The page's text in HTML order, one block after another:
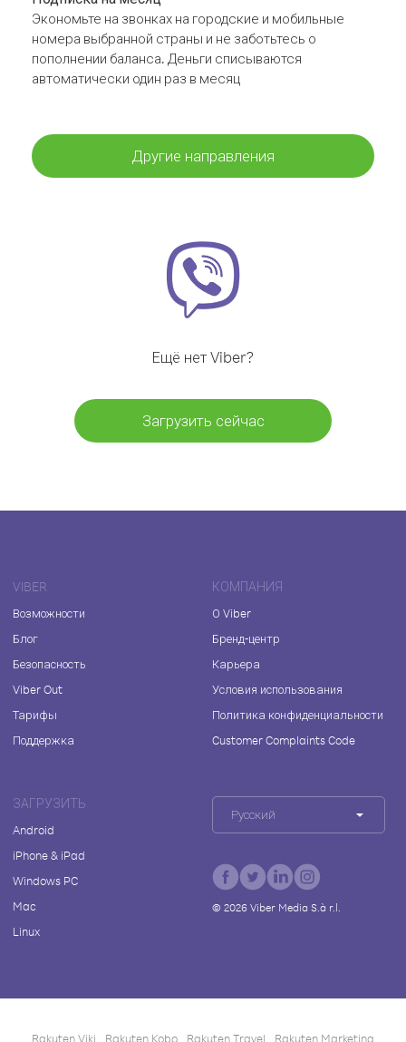
Экономьте на звонках на городские и мобильные
номера выбранной страны и не заботьтесь о
пополнении баланса. Деньги списываются
автоматически один раз в месяц
Другие направления
Ещё нет Viber?
Загрузить сейчас
VIBER
Возможности
Блог
Безопасность
Viber Out
Тарифы
Поддержка
КОМПАНИЯ
О Viber
Бренд-центр
Карьера
Условия использования
Политика конфиденциальности
Customer Complaints Code
ЗАГРУЗИТЬ
Android
iPhone & iPad
Windows PC
Mac
Linux
Русский
© 2026Viber Media S.à r.l.
Rakuten Viki Rakuten Kobo Rakuten Travel Rakuten Marketing